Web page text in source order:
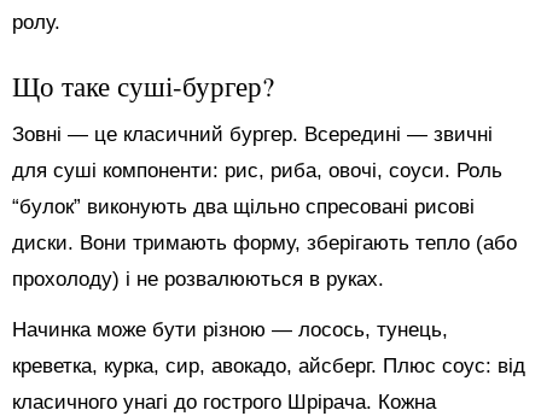
ролу.
Що таке суші-бургер?
Зовні — це класичний бургер. Всередині — звичні
для суші компоненти: рис, риба, овочі, соуси. Роль
“булок” виконують два щільно спресовані рисові
диски. Вони тримають форму, зберігають тепло (або
прохолоду) і не розвалюються в руках.
Начинка може бути різною — лосось, тунець,
креветка, курка, сир, авокадо, айсберг. Плюс соус: від
класичного унагі до гострого Шрірача. Кожна